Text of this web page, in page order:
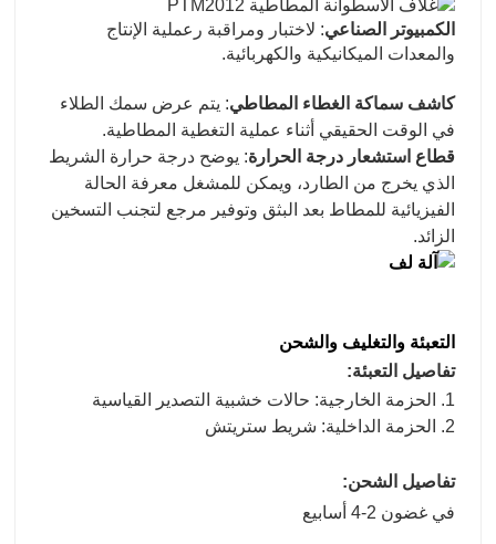
الكمبيوتر الصناعي: لاختبار ومراقبة ر عملية الإنتاج
والمعدات الميكانيكية والكهربائية.
كاشف سماكة الغطاء المطاطي: يتم عرض سمك الطلاء
في الوقت الحقيقي أثناء عملية التغطية المطاطية.
قطاع استشعار درجة الحرارة: يوضح درجة حرارة الشريط
الذي يخرج من الطارد، ويمكن للمشغل معرفة الحالة
الفيزيائية للمطاط بعد البثق وتوفير مرجع لتجنب التسخين
الزائد.
التعبئة والتغليف والشحن
تفاصيل التعبئة:
1. الحزمة الخارجية: حالات خشبية التصدير القياسية
2. الحزمة الداخلية: شريط ستريتش
تفاصيل الشحن:
في غضون 2-4 أسابيع